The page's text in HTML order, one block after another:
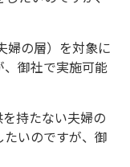
婦の層）を対象に
御社で実施可能
持たない夫婦の
いのですが、御